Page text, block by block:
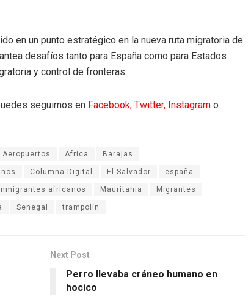
en un punto estratégico en la nueva ruta migratoria de
desafíos tanto para España como para Estados
y control de fronteras.
seguirnos en Facebook, Twitter, Instagram o
Aeropuertos África Barajas
Columna Digital El Salvador españa
africanos Mauritania Migrantes
Senegal trampolín
Next Post
Perro llevaba cráneo humano en
hocico